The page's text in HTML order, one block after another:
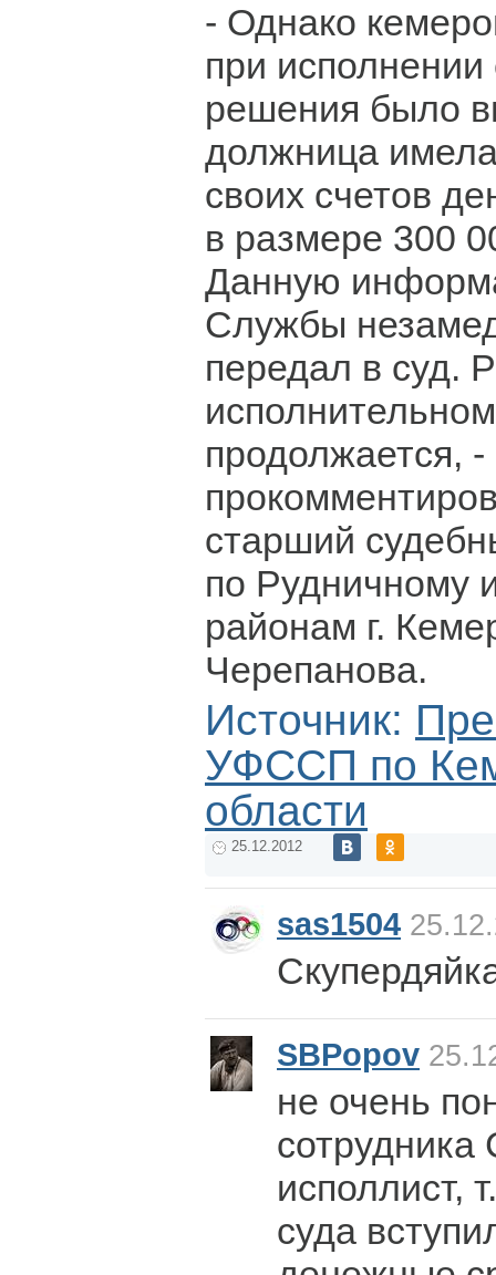
- Однако
при исполнении
решения было
должница
своих счетов
в размере 300
Данную
Службы
передал в суд.
продолжается, -
старший
по Рудничному
районам г.
Черепанова.
Источник:
УФССП по
области
25.12.2012
sas1504
SBPopov
не очень
исполлист,
суда